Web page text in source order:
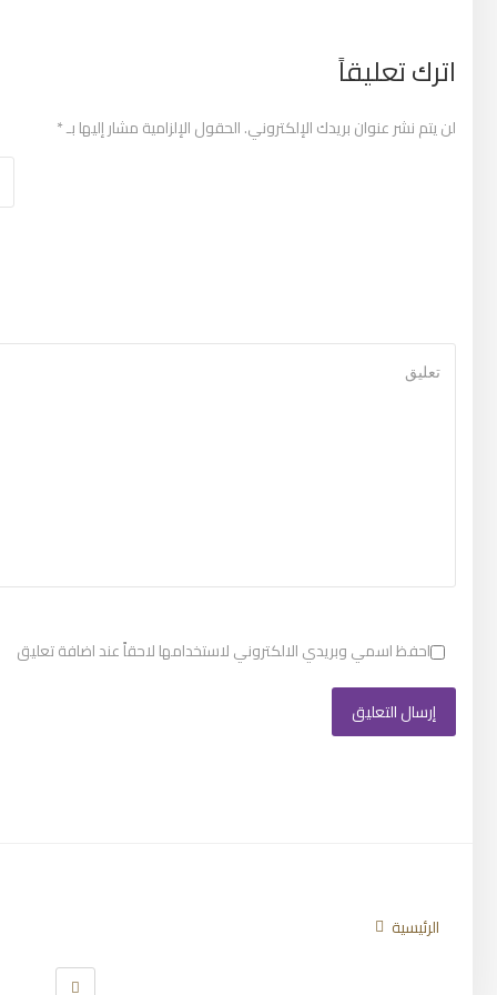
اترك تعليقاً
لن يتم نشر عنوان بريدك الإلكتروني.الحقول الإلزامية مشار إليها بـ*
احفظ اسمي وبريدي الالكتروني لاستخدامها لاحقاً عند اضافة تعليق
الرئيسية